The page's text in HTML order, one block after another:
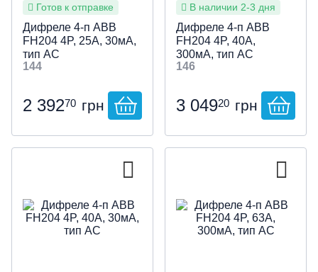
Готов к отправке
Дифреле 4-п ABB
FH204 4P, 25А, 30мА,
тип АС
144
2 39270 грн
В наличии 2-3 дня
Дифреле 4-п ABB
FH204 4P, 40А,
300мА, тип АС
146
3 04920 грн